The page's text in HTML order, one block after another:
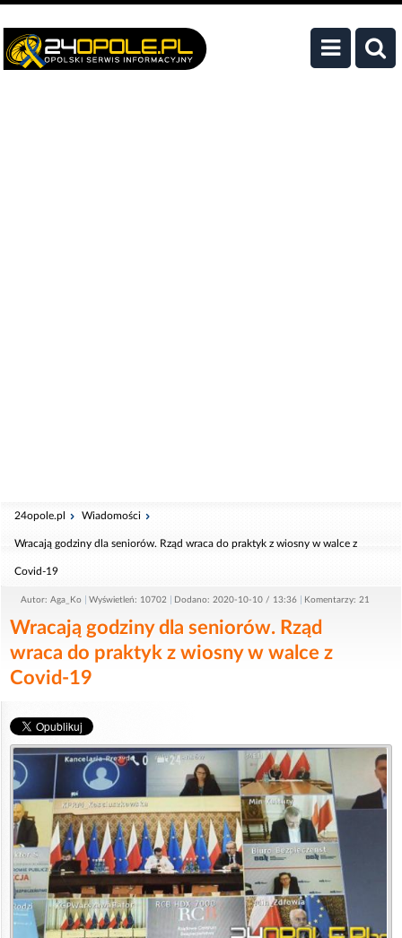
24opole.pl Wiadomości
Wracają godziny dla seniorów. Rząd wraca do praktyk z wiosny w walce z
Covid-19
Autor: Aga_Ko Wyświetleń: 10702 Dodano: 2020-10-10 / 13:36 Komentarzy: 21
Wracają godziny dla seniorów. Rząd
wraca do praktyk z wiosny w walce z
Covid-19